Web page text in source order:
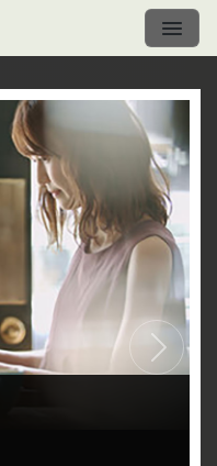
Next